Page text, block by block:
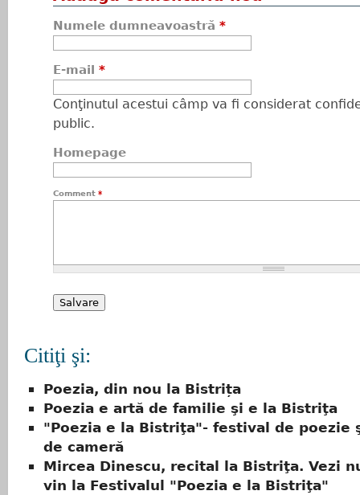
Numele dumneavoastră *
E-mail *
Conţinutul acestui câmp va fi considerat
public.
Homepage
Comment *
Citiţi şi:
Poezia, din nou la Bistrița
Poezia e artă de familie şi e la Bistriţa
"Poezia e la Bistriţa"- festival de poezie
de cameră
Mircea Dinescu, recital la Bistriţa. Vezi
vin la Festivalul "Poezia e la Bistriţa"